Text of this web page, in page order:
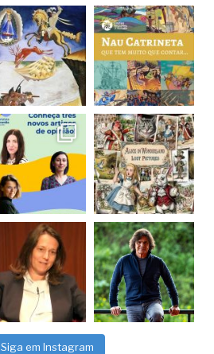
Siga em Instagram